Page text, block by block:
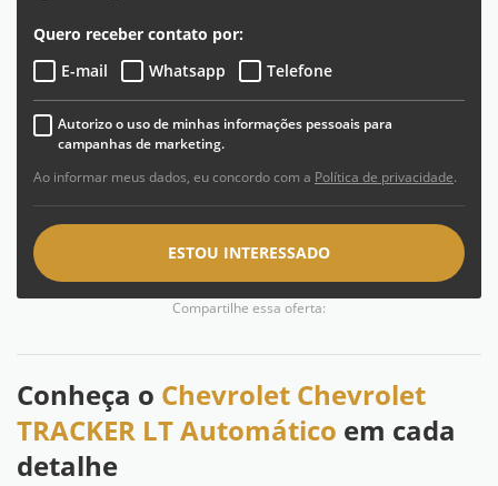
Quero receber contato por:
E-mail
Whatsapp Telefone
Autorizo o uso de minhas informações pessoais para
campanhas de marketing.
Ao informar meus dados, eu concordo com a Política de privacidade.
ESTOU INTERESSADO
Compartilhe essa oferta:
Conheça o Chevrolet Chevrolet
TRACKER LT Automático em cada
detalhe